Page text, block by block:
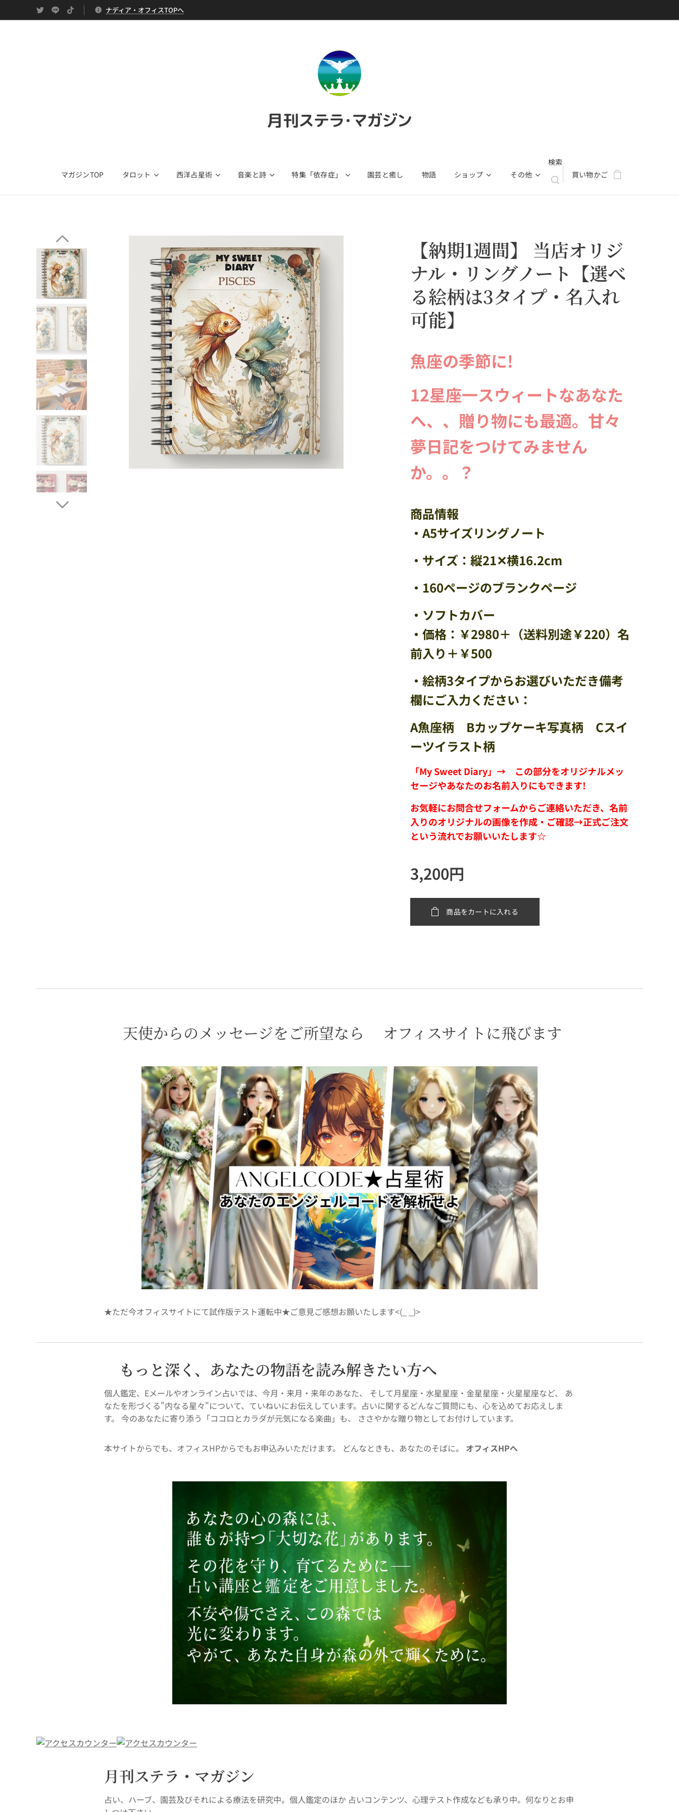
ナディア・オフィスTOPへ
月刊ステラ・マガジン
マガジンTOP タロット 西洋占星術 音楽と詩 特集「依存症」 園芸と癒し 物語 ショップ その他
検索
買い物かご
【納期1週間】 当店オリジ
ナル・リングノート【選べ
る絵柄は3タイプ・名入れ
可能】
魚座の季節に!
12星座一スウィートなあなた
へ、、贈り物にも最適。甘々
夢日記をつけてみません
か。。？
商品情報
・A5サイズリングノート
・サイズ：縦21✕横16.2cm
・160ページのブランクページ
・ソフトカバー
・価格：￥2980＋（送料別途￥220）名
前入り＋￥500
・絵柄3タイプからお選びいただき備考
欄にご入力ください：
A魚座柄 Bカップケーキ写真柄 Cスイ
ーツイラスト柄
「My Sweet Diary」→ この部分をオリジナルメッ
セージやあなたのお名前入りにもできます!
お気軽にお問合せフォームからご連絡いただき、名前
入りのオリジナルの画像を作成・ご確認→正式ご注文
という流れでお願いいたします☆
3,200円
商品をカートに入れる
⭐天使からのメッセージをご所望なら⭐オフィスサイトに飛びます
★ただ今オフィスサイトにて試作版テスト運転中★ご意見ご感想お願いたします<(_ _)>
もっと深く、あなたの物語を読み解きたい方へ
個人鑑定、Eメールやオンライン占いでは、今月・来月・来年のあなた、 そして月星座・水星星座・金星星座・火星星座など、 あ
なたを形づくる"内なる星々"について、ていねいにお伝えしています。占いに関するどんなご質問にも、心を込めてお応えしま
す。 今のあなたに寄り添う「ココロとカラダが元気になる楽曲」も、 ささやかな贈り物としてお付けしています。
本サイトからでも、オフィスHPからでもお申込みいただけます。 どんなときも、あなたのそばに。 オフィスHPへ
月刊ステラ・マガジン
占い、ハーブ、園芸及びそれによる療法を研究中。個人鑑定のほか 占いコンテンツ、心理テスト作成なども承り中。何なりとお申